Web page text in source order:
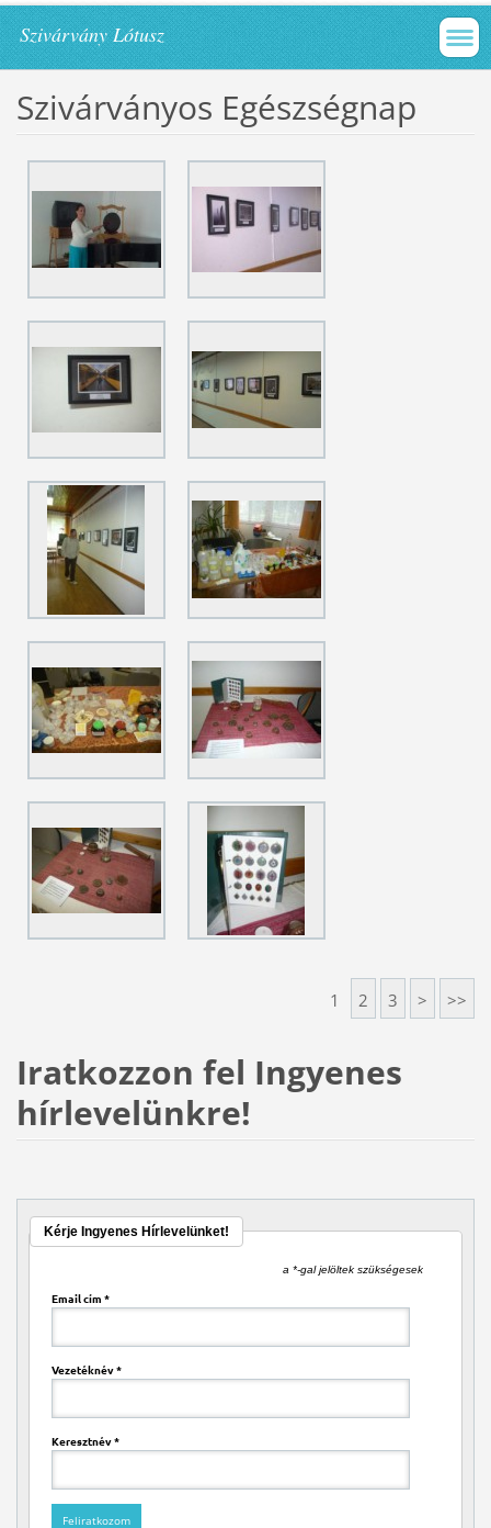
Szivárvány Lótusz
Szivárványos Egészségnap
1 2 3 > >>
Iratkozzon fel Ingyenes
hírlevelünkre!
Kérje Ingyenes Hírlevelünket!
a *-gal jelöltek szükségesek
Email cím *
Vezetéknév*
Keresztnév*